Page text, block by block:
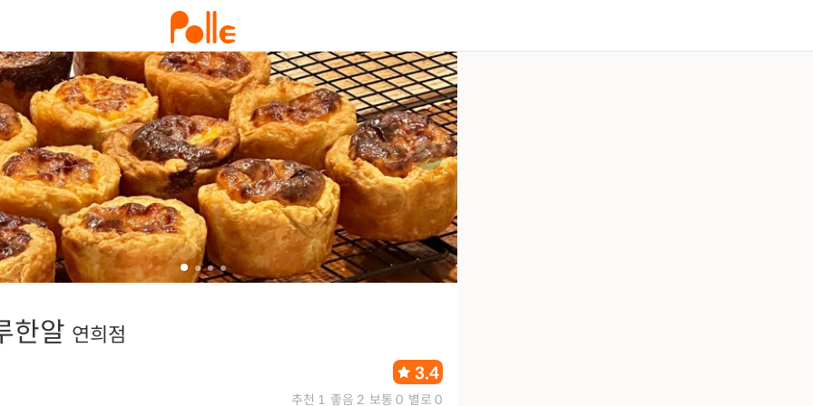
한알 연희점
3.4
추천 1 좋음 2 보통 0 별로 0